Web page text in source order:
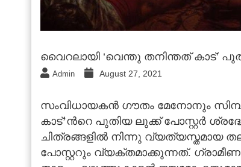
വൈറലായി ‘വെന്തു തനിന്തത് കാട്’
Admin August 27, 2021
സംവിധായകന്‍ ഗൗതം മേനോനും
കാട്’ന്‍റെ പുതിയ ലുക്ക് പോസ്റ്റര്‍
ചിത്രങ്ങളില്‍ നിന്നു വ്യത്യസ്തമായ
പോസ്റ്ററും വ്യക്തമാക്കുന്നത്.